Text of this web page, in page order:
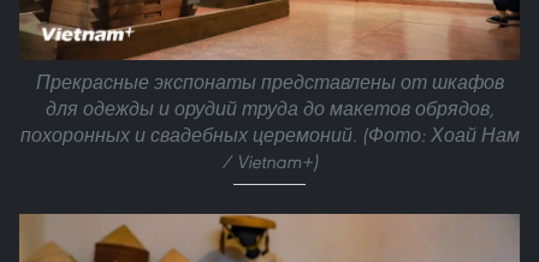
Прекрасные экспонаты представлены от шкафов
для одежды и орудий труда до макетов обрядов,
похоронных и свадебных церемоний. (Фото: Хоай Нам
/ Vietnam+)